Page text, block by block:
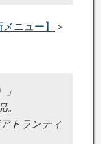
ニュー】 ＞
」
。
トランティ